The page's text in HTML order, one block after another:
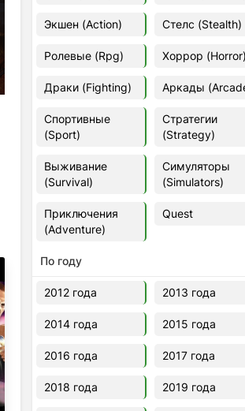
Euro Truck Simulator 2
[Папка игры] (2012)
37,77 Гб
Forza Horizon 5 v.688.044
[Папка игры] (2021)
2021
V Rising
2024
Экшен (Action) Стелс (Stealth)
Ролевые (Rpg) Хоррор (Horror)
Драки (Fighting) Аркады
Спортивные
(Sport)
Стратегии
(Strategy)
Выживание
(Survival)
Симуляторы
(Simulators)
Приключения
(Adventure)
Quest
По году
2012 года 2013 года
2014 года 2015 года
2016 года 2017 года
2018 года 2019 года